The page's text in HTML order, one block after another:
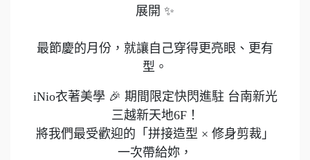
展開 ✨
最節慶的月份，就讓自己穿得更亮眼、更有
型。
iNio衣著美學 🎉 期間限定快閃進駐 台南新光
三越新天地6F！
將我們最受歡迎的「拼接造型 × 修身剪裁」
一次帶給妳，